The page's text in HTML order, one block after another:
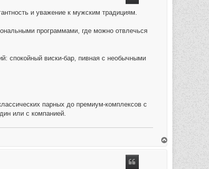
и уважение к мужским традициям.
программами, где можно отвлечься
спокойный виски-бар, пивная с необычными
парных до премиум-комплексов с
или с компанией.
O
m